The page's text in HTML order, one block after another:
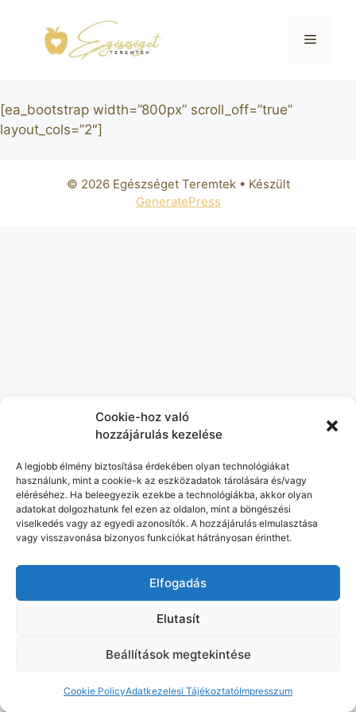
Cookie-hoz való
hozzájárulás kezelése
A legjobb élmény biztosítása érdekében olyan technológiákat
használunk, mint a cookie-k az eszközadatok tárolására és/vagy
eléréséhez. Ha beleegyezik ezekbe a technológiákba, akkor olyan
adatokat dolgozhatunk fel ezen az oldalon, mint a böngészési
viselkedés vagy az egyedi azonosítók. A hozzájárulás elmulasztása
vagy visszavonása bizonyos funkciókat hátrányosan érinthet.
Elfogadás
Elutasít
Beállítások megtekintése
Cookie PolicyAdatkezelesi TájékoztatóImpresszum
[ea_bootstrap width=”800px” scroll_off=”true”
layout_cols=”2″]
© 2026 Egészséget Teremtek• Készült
GeneratePress